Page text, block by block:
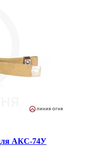
АКС-74У